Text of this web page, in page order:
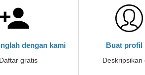
dengan kami
Daftar gratis
Buat profil
Deskripsikan